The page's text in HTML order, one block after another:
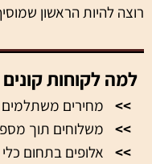
רוצה להיות הראשון
למה לקוחות
>>
מחירים משתלמים
>>
משלוחים תוך
>>
אלופים בתחום כלי